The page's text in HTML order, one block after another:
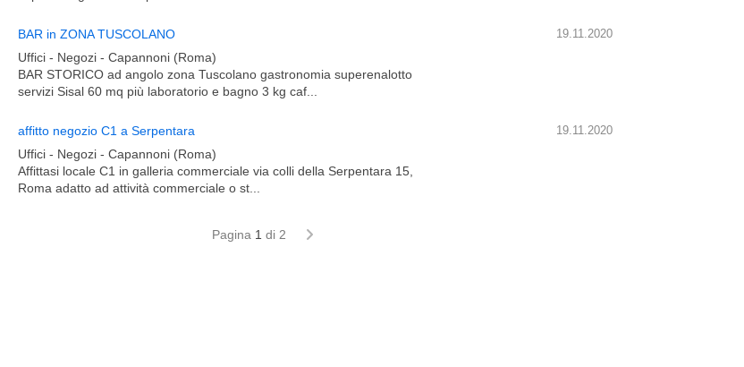
19.11.2020
BAR in ZONA TUSCOLANO
Uffici - Negozi - Capannoni (Roma)
BAR STORICO ad angolo zona Tuscolano gastronomia superenalotto
servizi Sisal 60 mq più laboratorio e bagno 3 kg caf...
19.11.2020
affitto negozio C1 a Serpentara
Uffici - Negozi - Capannoni (Roma)
Affittasi locale C1 in galleria commerciale via colli della Serpentara 15,
Roma adatto ad attività commerciale o st...
Pagina 1 di 2